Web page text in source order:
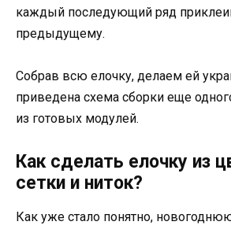
каждый последующий ряд
предыдущему.
Собрав всю елочку, делаем ей
приведена схема сборки еще
из готовых модулей.
Как сделать елочку из
сетки и ниток?
Как уже стало понятно,